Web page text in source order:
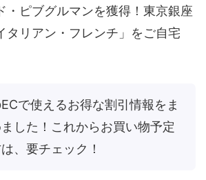
・ピブグルマンを獲得！東京銀座
タリアン・フレンチ」をご自宅
で使えるお得な割引情報をま
ました！これからお買い物予定
、要チェック！